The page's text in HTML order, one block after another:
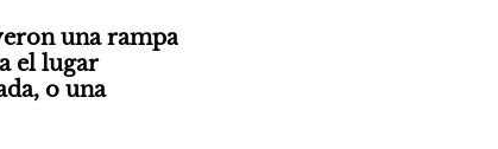
una rampa
el lugar
o una